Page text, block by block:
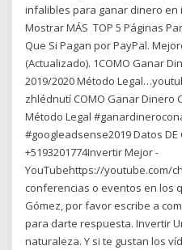
infalibles para ganar dinero en
Mostrar MÁS ️ TOP 5 Páginas
Que Si Pagan por PayPal.
(Actualizado). 1COMO Ganar
2019/2020 Método
zhlédnutí COMO Ganar Dinero
Método Legal
#googleadsense2019 Datos
+5193201774Invertir Mejor -
YouTubehttps://youtube.com/
conferencias o eventos en los
Gómez, por favor escribe a
para darte respuesta. Invertir
naturaleza. Y si te gustan los